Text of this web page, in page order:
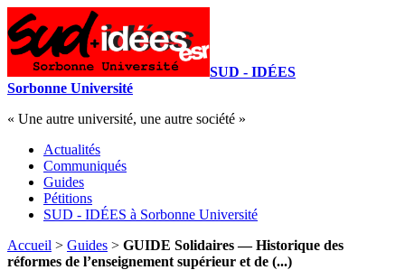
SUD - IDÉES
Sorbonne Université
« Une autre université, une autre société »
Actualités
Communiqués
Guides
Pétitions
SUD - IDÉES à Sorbonne Université
Accueil > Guides > GUIDE Solidaires — Historique des
réformes de l’enseignement supérieur et de (...)